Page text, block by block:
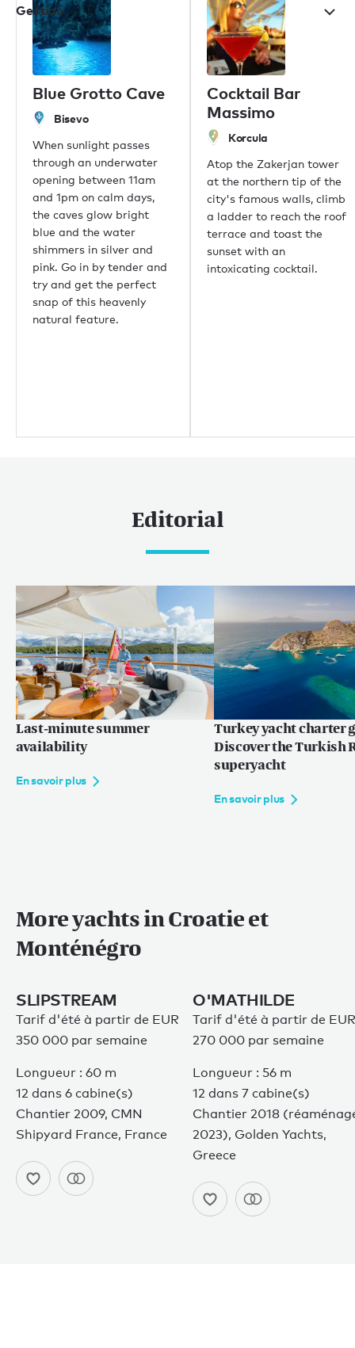
Blue Grotto Cave
Bisevo
When sunlight passes
through an underwater
opening between 11am
and 1pm on calm days,
the caves glow bright
blue and the water
shimmers in silver and
pink. Go in by tender and
try and get the perfect
snap of this heavenly
natural feature.
Cocktail Bar
Massimo
Korcula
Atop the Zakerjan tower
at the northern tip of the
city's famous walls, climb
a ladder to reach the roof
terrace and toast the
sunset with an
intoxicating cocktail.
Editorial
Last-minute summer
availability
En savoir plus
Turkey yacht charter
Discover the Turkish
superyacht
En savoir plus
More yachts in Croatie et
Monténégro
SLIPSTREAM
Tarif d'été à partir de EUR
350 000 par semaine
Longueur : 60 m
12 dans 6 cabine(s)
Chantier 2009, CMN
Shipyard France, France
O'MATHILDE
Tarif d'été à partir de EUR
270 000 par semaine
Longueur : 56 m
12 dans 7 cabine(s)
Chantier 2018
2023), Golden Yachts,
Greece
Gestion
Nos bureaux
Londres
New York
Miami
Dubaï
Hong Kong
Palma
Athènes
Singapour
Phuket
Tokyo
Sydney
Mumbai
Nouvelles
Éditorial
Nouvelles
Yacht shows et événements
Destinations prisées
Caraïbes
Méditerrannée
ENFR
Conditions d’utilisation
Politique de confidentialité
Plan du site
© 2026